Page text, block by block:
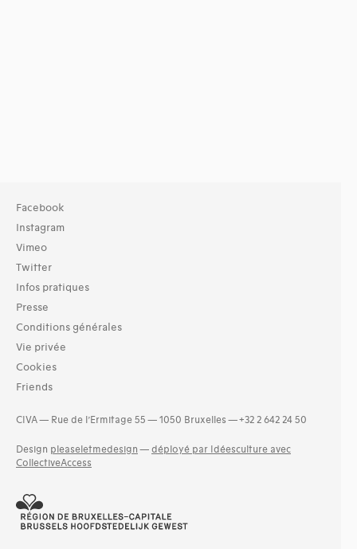
Facebook
Instagram
Vimeo
Twitter
Infos pratiques
Presse
Conditions générales
Vie privée
Cookies
Friends
CIVA — Rue de l’Ermitage 55 — 1050 Bruxelles — +32 2 642 24 50
Design pleaseletmedesign — déployé par Idéesculture avec
CollectiveAccess